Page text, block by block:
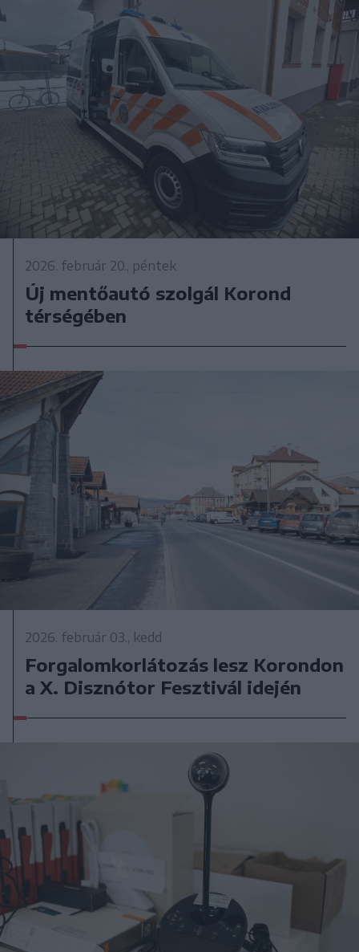
2026. február 20., péntek
Új mentőautó szolgál Korond
térségében
2026. február 03., kedd
Forgalomkorlátozás lesz Korondon
a X. Disznótor Fesztivál idején